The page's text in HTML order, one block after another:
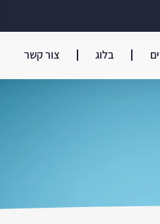
בלוג צור קשר